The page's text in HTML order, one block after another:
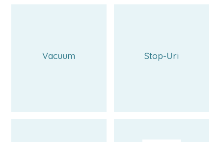
Vacuum Stop-Uri